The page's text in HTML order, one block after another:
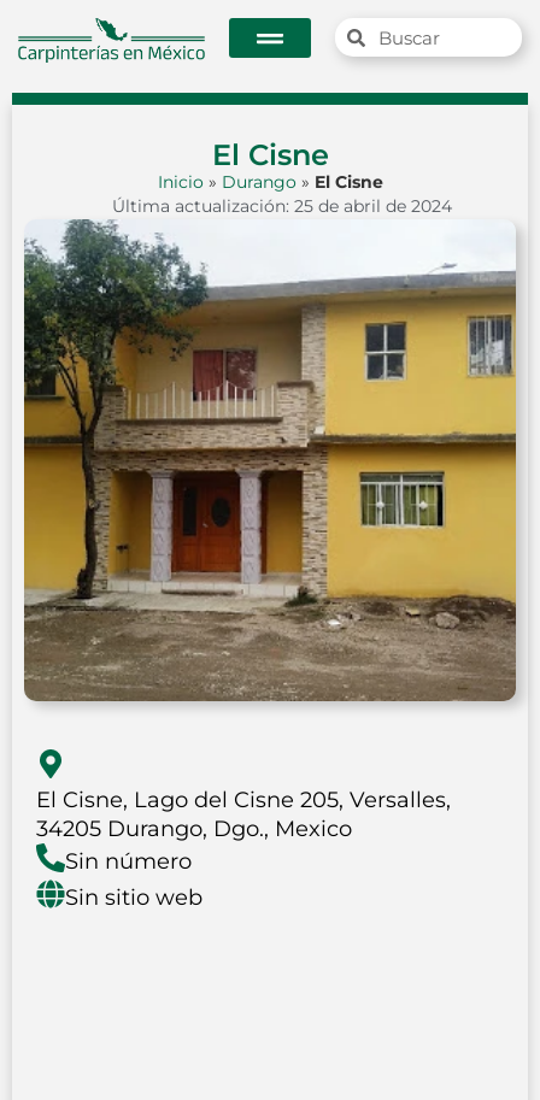
El Cisne
Inicio» Durango» El Cisne
Última actualización: 25 de abril de 2024
El Cisne, Lago del Cisne 205, Versalles,
34205 Durango, Dgo., Mexico
Sin número
Sin sitio web